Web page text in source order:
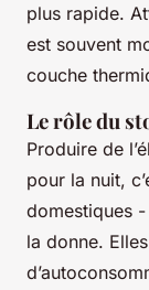
plus rapide.
est souvent
couche
Le rôle du
Produire de
pour la nuit,
domestiques
la donne.